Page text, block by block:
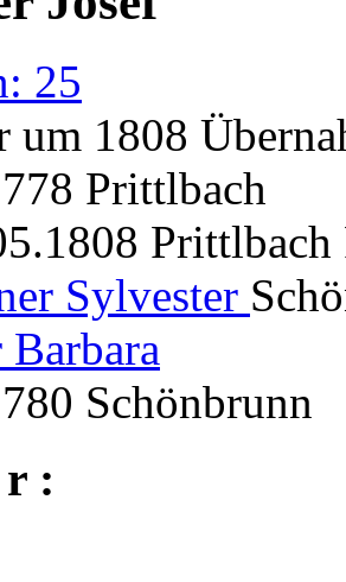
25
um 1808
Prittlbach
Prittlbach
Sylvester
Schönbrunn
: